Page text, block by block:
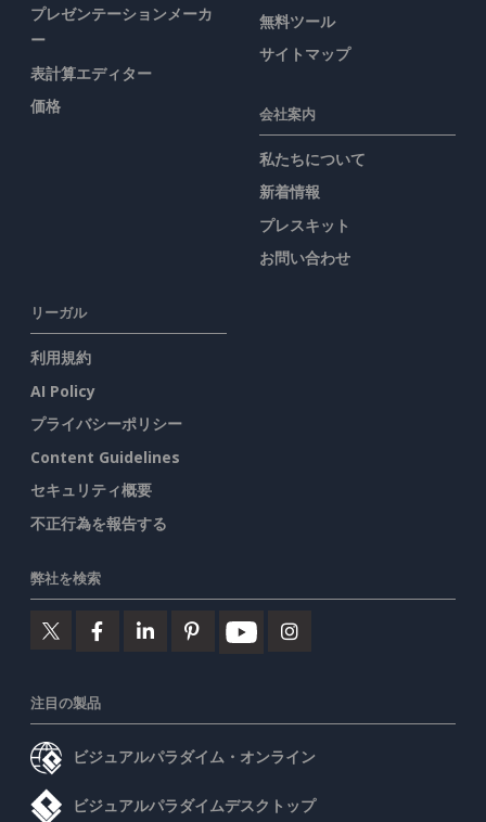
プレゼンテーションメーカ
ー
表計算エディター
価格
無料ツール
サイトマップ
会社案内
私たちについて
新着情報
プレスキット
お問い合わせ
リーガル
利用規約
AI Policy
プライバシーポリシー
Content Guidelines
セキュリティ概要
不正行為を報告する
弊社を検索
注目の製品
ビジュアルパラダイム・オンライン
ビジュアルパラダイムデスクトップ